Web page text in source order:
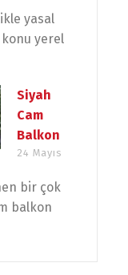
yasal
yerel
Siyah
Cam
Balkon
24 Mayıs
bir çok
balkon